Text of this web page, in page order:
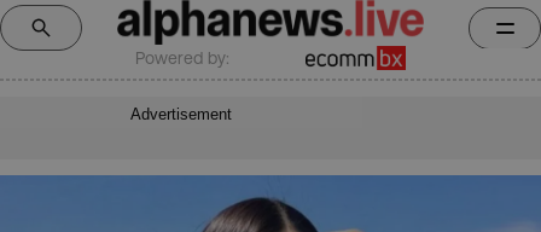
Powered by:
Advertisement